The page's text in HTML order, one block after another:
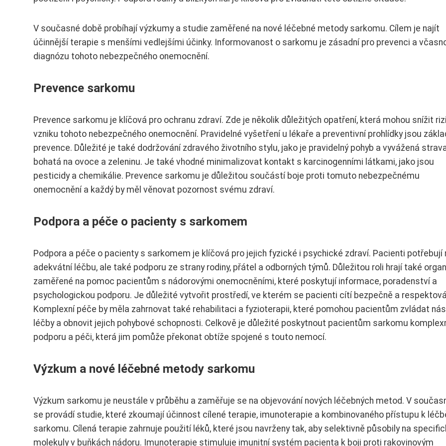
V současné době probíhají výzkumy a studie zaměřené na nové léčebné metody sarkomu. Cílem je najít
účinnější terapie s menšími vedlejšími účinky. Informovanost o sarkomu je zásadní pro prevenci a
diagnózu tohoto nebezpečného onemocnění.
Prevence sarkomu
Prevence sarkomu je klíčová pro ochranu zdraví. Zde je několik důležitých opatření, která mohou snížit
vzniku tohoto nebezpečného onemocnění. Pravidelné vyšetření u lékaře a preventivní prohlídky jsou
prevence. Důležité je také dodržování zdravého životního stylu, jako je pravidelný pohyb a vyvážená
bohatá na ovoce a zeleninu. Je také vhodné minimalizovat kontakt s karcinogenními látkami, jako jsou
pesticidy a chemikálie. Prevence sarkomu je důležitou součástí boje proti tomuto nebezpečnému
onemocnění a každý by měl věnovat pozornost svému zdraví.
Podpora a péče o pacienty s sarkomem
Podpora a péče o pacienty s sarkomem je klíčová pro jejich fyzické i psychické zdraví. Pacienti potřebují
adekvátní léčbu, ale také podporu ze strany rodiny, přátel a odborných týmů. Důležitou roli hrají také
zaměřené na pomoc pacientům s nádorovými onemocněními, které poskytují informace, poradenství a
psychologickou podporu. Je důležité vytvořit prostředí, ve kterém se pacienti cítí bezpečně a
Komplexní péče by měla zahrnovat také rehabilitaci a fyzioterapii, které pomohou pacientům zvládat
léčby a obnovit jejich pohybové schopnosti. Celkově je důležité poskytnout pacientům sarkomu
podporu a péči, která jim pomůže překonat obtíže spojené s touto nemocí.
Výzkum a nové léčebné metody sarkomu
Výzkum sarkomu je neustále v průběhu a zaměřuje se na objevování nových léčebných metod. V
se provádí studie, které zkoumají účinnost cílené terapie, imunoterapie a kombinovaného přístupu k
sarkomu. Cílená terapie zahrnuje použití léků, které jsou navrženy tak, aby selektivně působily na
molekuly v buňkách nádoru. Imunoterapie stimuluje imunitní systém pacienta k boji proti rakovinovým